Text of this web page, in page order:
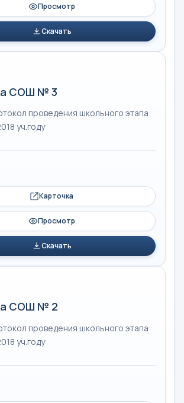
Просмотр
Скачать
СОШ № 3
проведения школьного этапа
уч.году
Карточка
Просмотр
Скачать
СОШ № 2
проведения школьного этапа
уч.году